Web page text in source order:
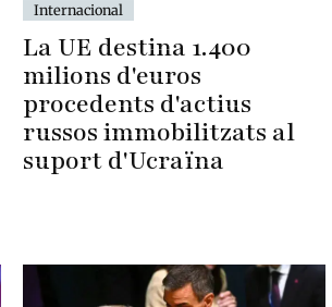
Internacional
La UE destina 1.400
milions d'euros
procedents d'actius
russos immobilitzats al
suport d'Ucraïna